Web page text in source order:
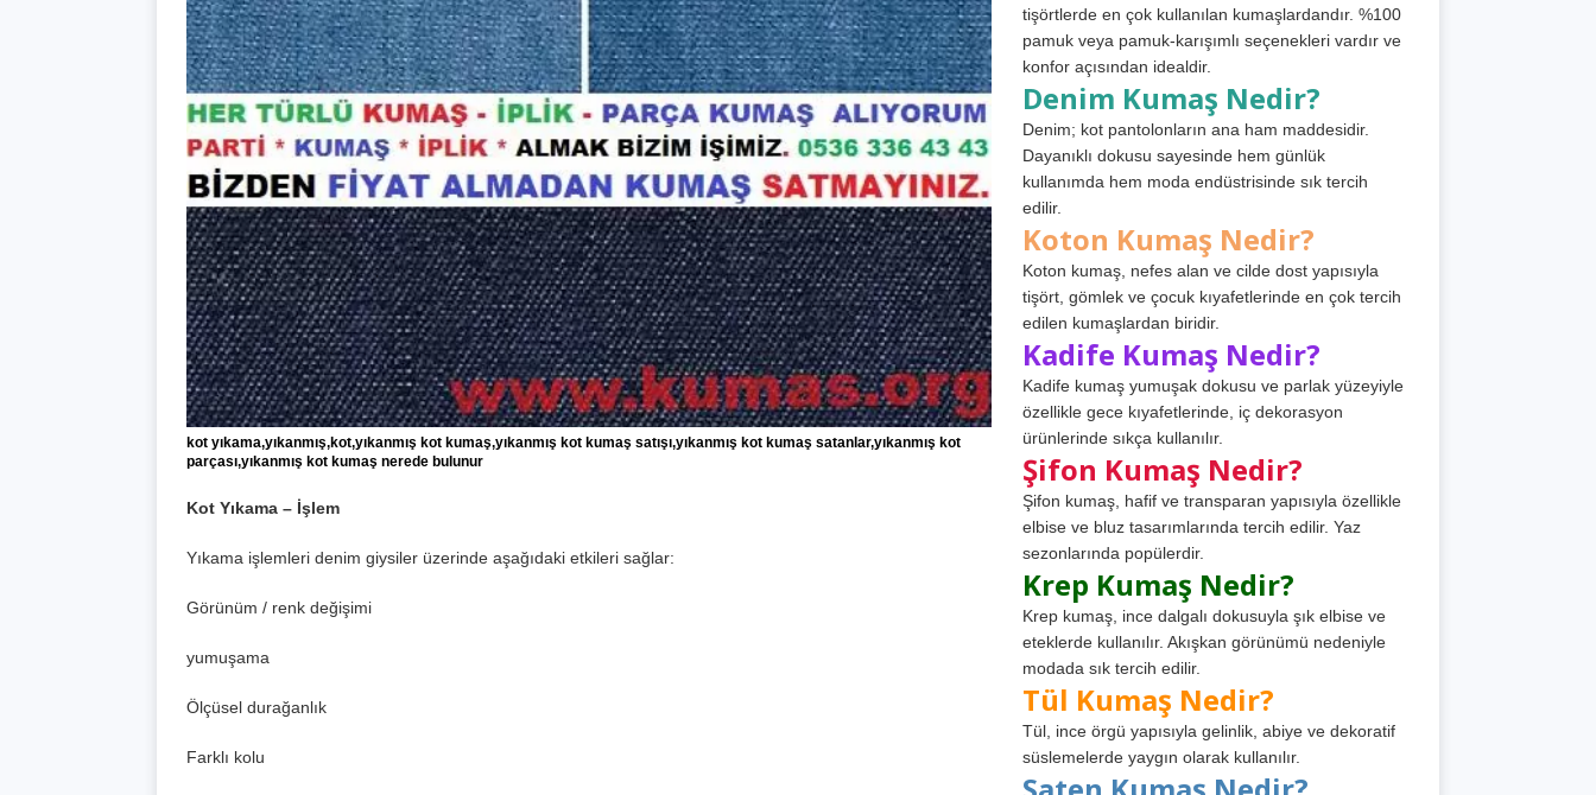
kot yıkama,yıkanmış,kot,yıkanmış kot kumaş,yıkanmış kot kumaş satışı,yıkanmış kot kumaş satanlar,yıkanmış kot
parçası,yıkanmış kot kumaş nerede bulunur
Kot Yıkama – İşlem
Yıkama işlemleri denim giysiler üzerinde aşağıdaki etkileri sağlar:
Görünüm / renk değişimi
yumuşama
Ölçüsel durağanlık
Farklı kolu
tişörtlerde en çok kullanılan kumaşlardandır. %100
pamuk veya pamuk-karışımlı seçenekleri vardır ve
konfor açısından idealdir.
Denim Kumaş Nedir?
Denim; kot pantolonların ana ham maddesidir.
Dayanıklı dokusu sayesinde hem günlük
kullanımda hem moda endüstrisinde sık tercih
edilir.
Koton Kumaş Nedir?
Koton kumaş, nefes alan ve cilde dost yapısıyla
tişört, gömlek ve çocuk kıyafetlerinde en çok tercih
edilen kumaşlardan biridir.
Kadife Kumaş Nedir?
Kadife kumaş yumuşak dokusu ve parlak yüzeyiyle
özellikle gece kıyafetlerinde, iç dekorasyon
ürünlerinde sıkça kullanılır.
Şifon Kumaş Nedir?
Şifon kumaş, hafif ve transparan yapısıyla özellikle
elbise ve bluz tasarımlarında tercih edilir. Yaz
sezonlarında popülerdir.
Krep Kumaş Nedir?
Krep kumaş, ince dalgalı dokusuyla şık elbise ve
eteklerde kullanılır. Akışkan görünümü nedeniyle
modada sık tercih edilir.
Tül Kumaş Nedir?
Tül, ince örgü yapısıyla gelinlik, abiye ve dekoratif
süslemelerde yaygın olarak kullanılır.